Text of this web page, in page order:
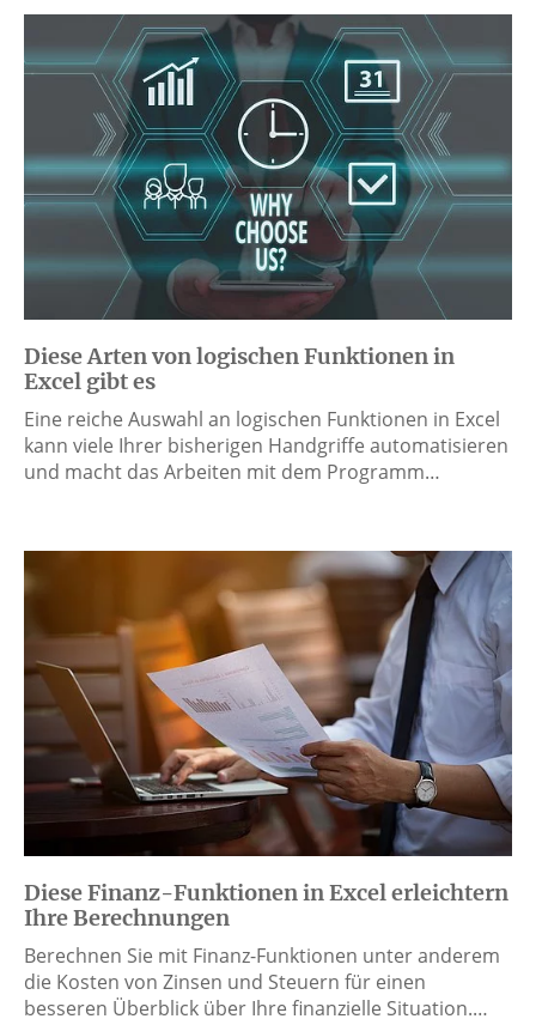
Diese Arten von logischen Funktionen in
Excel gibt es
Eine reiche Auswahl an logischen Funktionen in Excel
kann viele Ihrer bisherigen Handgriffe automatisieren
und macht das Arbeiten mit dem Programm…
Diese Finanz-Funktionen in Excel erleichtern
Ihre Berechnungen
Berechnen Sie mit Finanz-Funktionen unter anderem
die Kosten von Zinsen und Steuern für einen
besseren Überblick über Ihre finanzielle Situation.…